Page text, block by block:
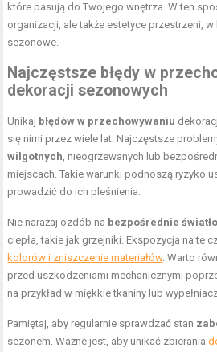
które pasują do Twojego wnętrza. W ten
organizacji, ale także estetyce przestrzeni,
sezonowe.
Najczęstsze błędy w
dekoracji sezonowych
Unikaj błędów w przechowywaniu
się nimi przez wiele lat. Najczęstsze
wilgotnych, nieogrzewanych lub
miejscach. Takie warunki podnoszą ryzyko
prowadzić do ich pleśnienia.
Nie narażaj ozdób na bezpośrednie
ciepła, takie jak grzejniki. Ekspozycja na te
kolorów i zniszczenie materiałów. Warto
przed uszkodzeniami mechanicznymi
na przykład w miękkie tkaniny lub
Pamiętaj, aby regularnie sprawdzać stan
sezonem. Ważne jest, aby unikać zbierania